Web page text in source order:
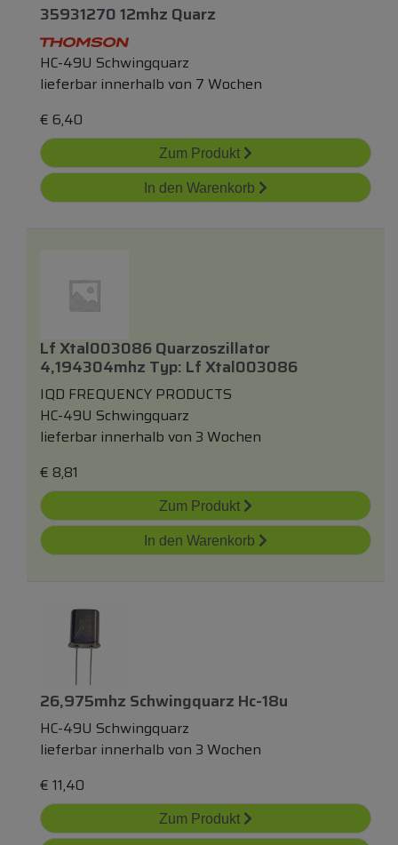
35931270 12mhz Quarz
HC-49U Schwingquarz
lieferbar innerhalb von 7 Wochen
€ 6,40
Zum Produkt
In den Warenkorb
Lf Xtal003086 Quarzoszillator
4,194304mhz Typ: Lf Xtal003086
IQD FREQUENCY PRODUCTS
HC-49U Schwingquarz
lieferbar innerhalb von 3 Wochen
€ 8,81
Zum Produkt
In den Warenkorb
26,975mhz Schwingquarz Hc-18u
HC-49U Schwingquarz
lieferbar innerhalb von 3 Wochen
€ 11,40
Zum Produkt